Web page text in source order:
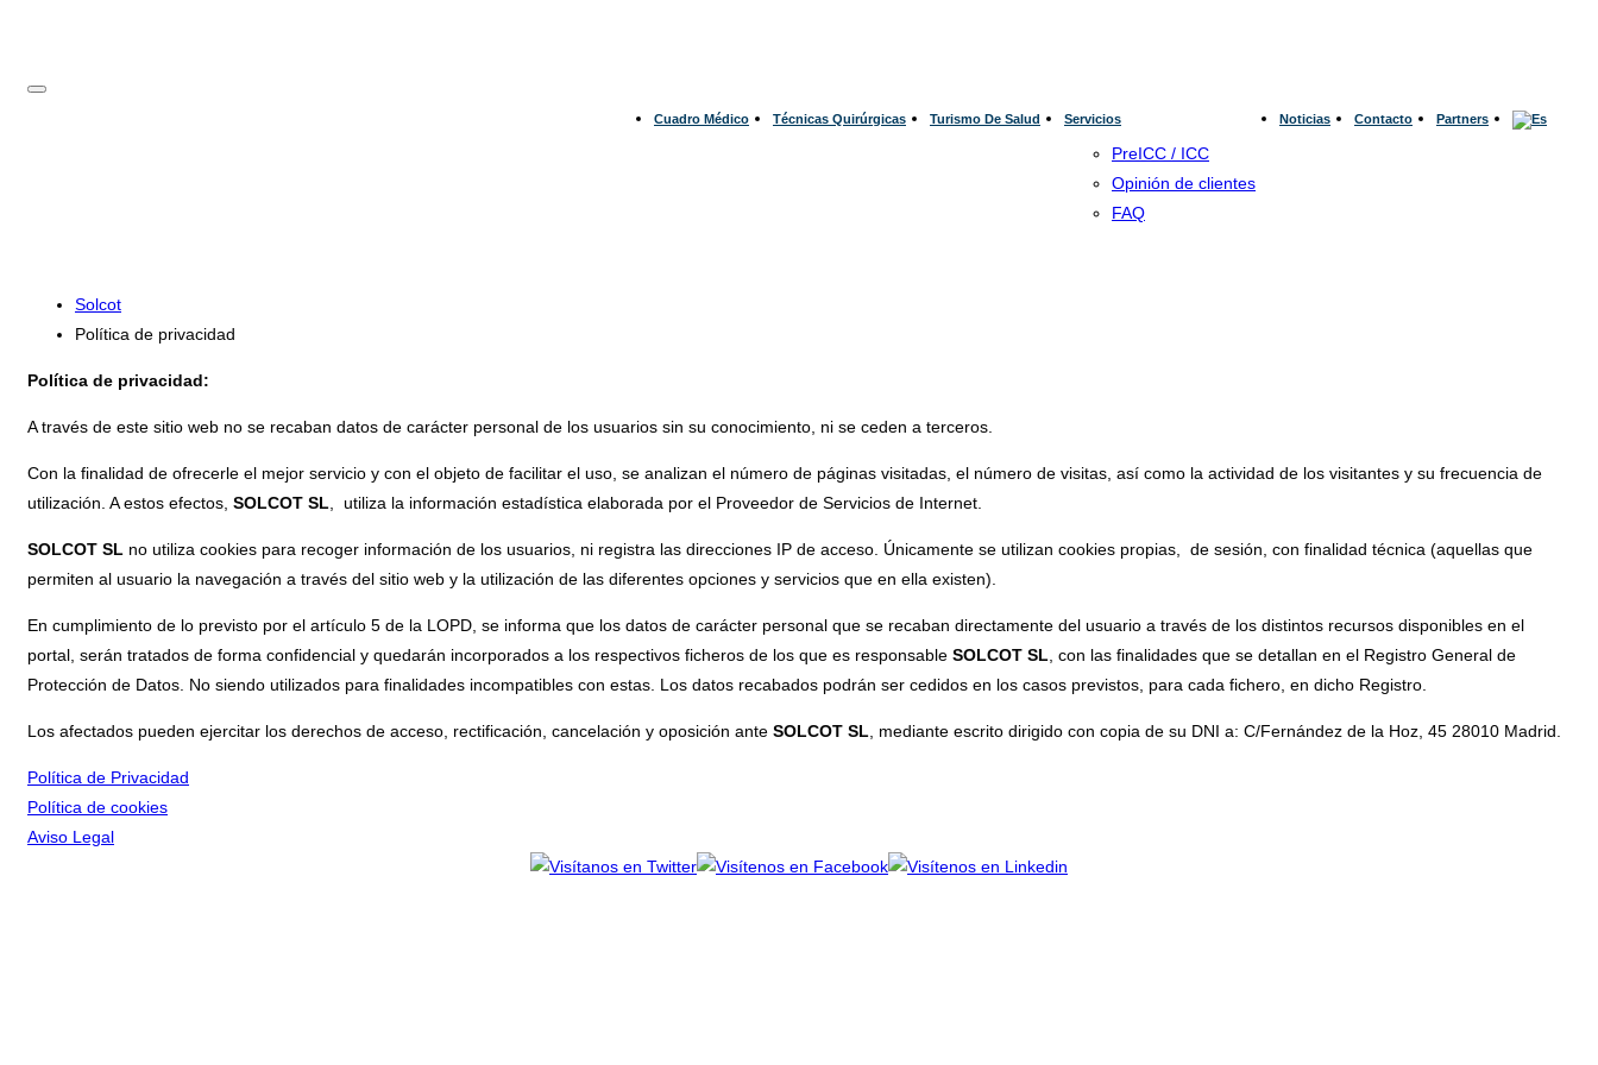
Cuadro Médico Técnicas Quirúrgicas Turismo De Salud Servicios
PreICC / ICC
Opinión de clientes
FAQ
Noticias Contacto Partners
Solcot
Política de privacidad
Política de privacidad:
A través de este sitio web no se recaban datos de carácter personal de los usuarios sin su conocimiento, ni se ceden a terceros.
Con la finalidad de ofrecerle el mejor servicio y con el objeto de facilitar el uso, se analizan el número de páginas visitadas, el número de visitas, así como la actividad de los visitantes y su frecuencia de
utilización. A estos efectos, SOLCOT SL , utiliza la información estadística elaborada por el Proveedor de Servicios de Internet.
SOLCOT SL no utiliza cookies para recoger información de los usuarios, ni registra las direcciones IP de acceso. Únicamente se utilizan cookies propias, de sesión, con finalidad técnica (aquellas que
permiten al usuario la navegación a través del sitio web y la utilización de las diferentes opciones y servicios que en ella existen).
En cumplimiento de lo previsto por el artículo 5 de la LOPD, se informa que los datos de carácter personal que se recaban directamente del usuario a través de los distintos recursos disponibles en el
portal, serán tratados de forma confidencial y quedarán incorporados a los respectivos ficheros de los que es responsable SOLCOT SL , con las finalidades que se detallan en el Registro General de
Protección de Datos. No siendo utilizados para finalidades incompatibles con estas. Los datos recabados podrán ser cedidos en los casos previstos, para cada fichero, en dicho Registro.
Los afectados pueden ejercitar los derechos de acceso, rectificación, cancelación y oposición ante SOLCOT SL , mediante escrito dirigido con copia de su DNI a: C/Fernández de la Hoz, 45 28010 Madrid.
Política de Privacidad
Política de cookies
Aviso Legal